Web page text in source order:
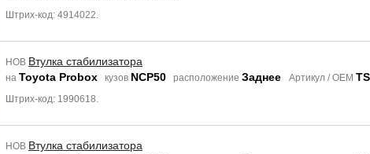
Штрих-код: 4914022.
НОВ Втулка стабилизатора
на Toyota Probox кузов NCP50 расположение Заднее Артикул / OEM
Штрих-код: 1990618.
НОВ Втулка стабилизатора